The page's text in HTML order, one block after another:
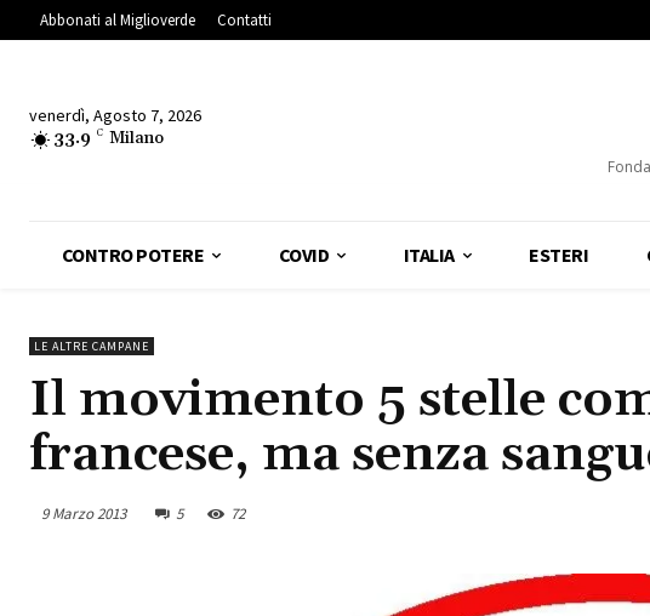
Abbonati al Miglioverde Contatti
venerdì, Agosto 7, 2026
33.9 C Milano
CONTRO POTERE COVID ITALIA ESTERI
LE ALTRE CAMPANE
Il movimento 5 stelle
francese, ma senza
9 Marzo 2013 5 72